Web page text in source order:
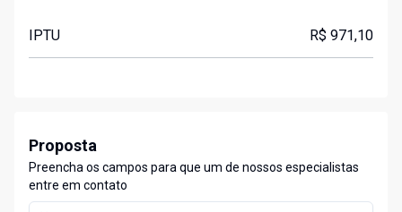
IPTU R$ 971,10
Proposta
Preencha os campos para que um de nossos especialistas
entre em contato